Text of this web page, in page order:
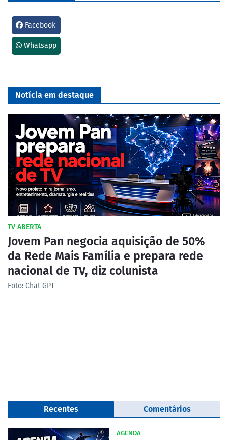
Facebook
Whatsapp
Notícia em destaque
TV ABERTA
Jovem Pan negocia aquisição de 50%
da Rede Mais Família e prepara rede
nacional de TV, diz colunista
Foto: Chat GPT
Recentes Comentários
AGENDA